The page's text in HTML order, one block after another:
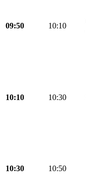
09:50 10:10
10:10 10:30
10:30 10:50